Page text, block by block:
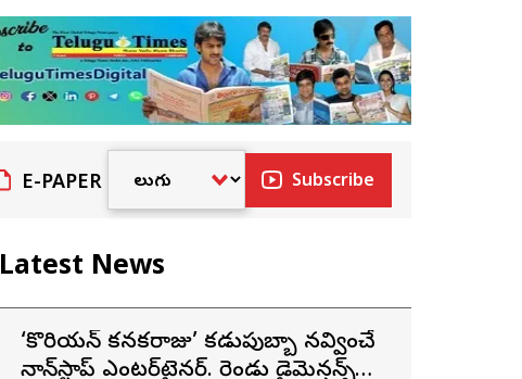
E-PAPER Subscribe
Latest News
‘కొరియన్ కనకరాజు’ కడుపుబ్బా నవ్వించే
నాన్‌స్టాప్ ఎంటర్‌టైనర్. రెండు డైమెన్షన్స్